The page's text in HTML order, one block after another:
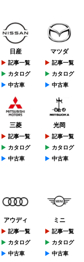
日産
記事一覧
カタログ
中古車
マツダ
記事一覧
カタログ
中古車
三菱
記事一覧
カタログ
中古車
光岡
記事一覧
カタログ
中古車
アウディ
記事一覧
カタログ
中古車
ミニ
記事一覧
カタログ
中古車